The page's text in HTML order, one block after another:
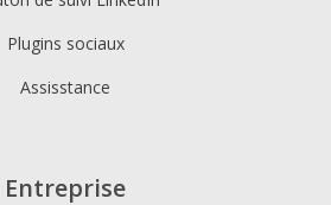
Plugins sociaux
Assisstance
Entreprise